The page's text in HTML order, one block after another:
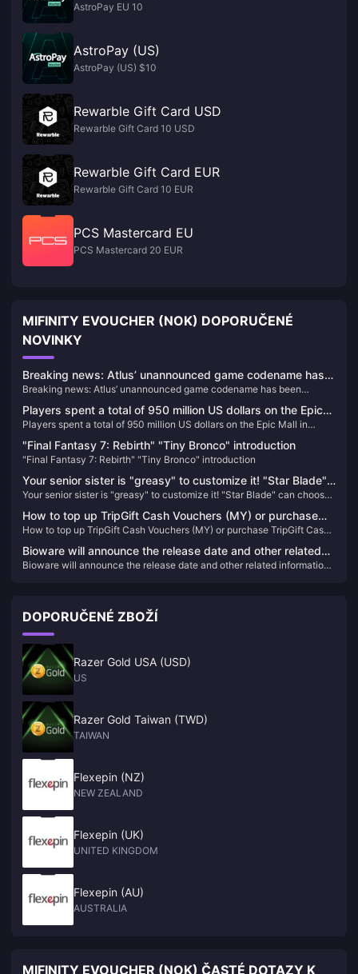
AstroPay EU 10
AstroPay (US)
AstroPay (US) $10
Rewarble Gift Card USD
Rewarble Gift Card 10 USD
Rewarble Gift Card EUR
Rewarble Gift Card 10 EUR
PCS Mastercard EU
PCS Mastercard 20 EUR
MIFINITY EVOUCHER (NOK) DOPORUČENÉ
NOVINKY
Breaking news: Atlus’ unannounced game codename has
been exposed, which may be a new game in the
“Goddess” series
Breaking news: Atlus’ unannounced game codename has been
Players spent a total of 950 million US dollars on the Epic
Mall in 2023, and a total of 86 games were given away
Players spent a total of 950 million US dollars on the Epic Mall in
"Final Fantasy 7: Rebirth" "Tiny Bronco" introduction
"Final Fantasy 7: Rebirth" "Tiny Bronco" introduction
Your senior sister is "greasy" to customize it! "Star Blade"
can choose from a variety of hairstyles and accessories,
and may be linked with "NIKKE" in the future
Your senior sister is "greasy" to customize it! "Star Blade" can choose
from a variety of hairstyles and accessories, and may be linked with
"NIKKE" in the future
How to top up TripGift Cash Vouchers (MY) or purchase
TripGift Cash Vouchers (MY)
How to top up TripGift Cash Vouchers (MY) or purchase TripGift Cash
Bioware will announce the release date and other related
information of "Dragon Age: Dread Wolves" this summer
Bioware will announce the release date and other related information
DOPORUČENÉ ZBOŽÍ
Razer Gold USA (USD)
US
Razer Gold Taiwan (TWD)
TAIWAN
Flexepin (NZ)
NEW ZEALAND
Flexepin (UK)
UNITED KINGDOM
Flexepin (AU)
AUSTRALIA
MIFINITY EVOUCHER (NOK) ČASTÉ DOTAZY K